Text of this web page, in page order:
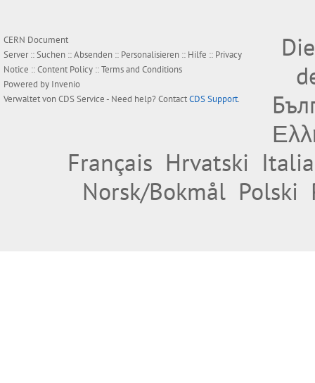
CERN Document
Server ::Suchen ::Absenden :: Personalisieren :: Hilfe :: Privacy
Notice ::Content Policy ::Terms and Conditions
Powered by Invenio
Verwaltet vonCDS Service- Need help? ContactCDS Support.
Français Hrvatski
Norsk/Bokmål Polski